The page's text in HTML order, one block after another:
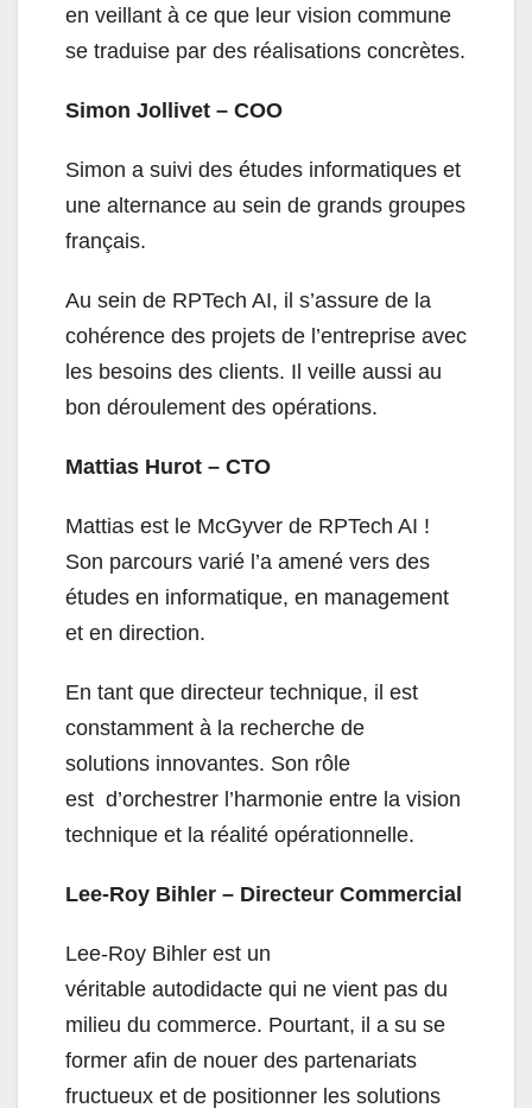
en veillant à ce que leur vision commune
se traduise par des réalisations concrètes.
Simon Jollivet – COO
Simon a suivi des études informatiques et
une alternance au sein de grands groupes
français.
Au sein de RPTech AI, il s’assure de la
cohérence des projets de l’entreprise avec
les besoins des clients. Il veille aussi au
bon déroulement des opérations.
Mattias Hurot – CTO
Mattias est le McGyver de RPTech AI !
Son parcours varié l’a amené vers des
études en informatique, en management
et en direction.
En tant que directeur technique, il est
constamment à la recherche de
solutions innovantes. Son rôle
est d’orchestrer l’harmonie entre la vision
technique et la réalité opérationnelle.
Lee-Roy Bihler – Directeur Commercial
Lee-Roy Bihler est un
véritable autodidacte qui ne vient pas du
milieu du commerce. Pourtant, il a su se
former afin de nouer des partenariats
fructueux et de positionner les solutions